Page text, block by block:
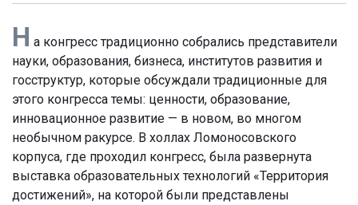
Н а конгресс традиционно собрались представители
науки, образования, бизнеса, институтов развития и
госструктур, которые обсуждали традиционные для
этого конгресса темы: ценности, образование,
инновационное развитие — в новом, во многом
необычном ракурсе. В холлах Ломоносовского
корпуса, где проходил конгресс, была развернута
выставка образовательных технологий «Территория
достижений», на которой были представлены